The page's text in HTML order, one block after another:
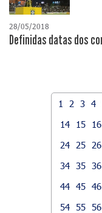
28/05/2018
Definidas datas dos
1 2 3 4
14
15 16
24
25 26
34 35 36
44 45 46
54 55 56